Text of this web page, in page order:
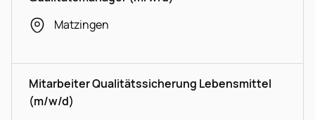
Matzingen
Mitarbeiter Qualitätssicherung Lebensmittel
(m/w/d)